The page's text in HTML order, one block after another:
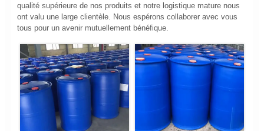
qualité supérieure de nos produits et notre logistique mature nous
ont valu une large clientèle. Nous espérons collaborer avec vous
tous pour un avenir mutuellement bénéfique.